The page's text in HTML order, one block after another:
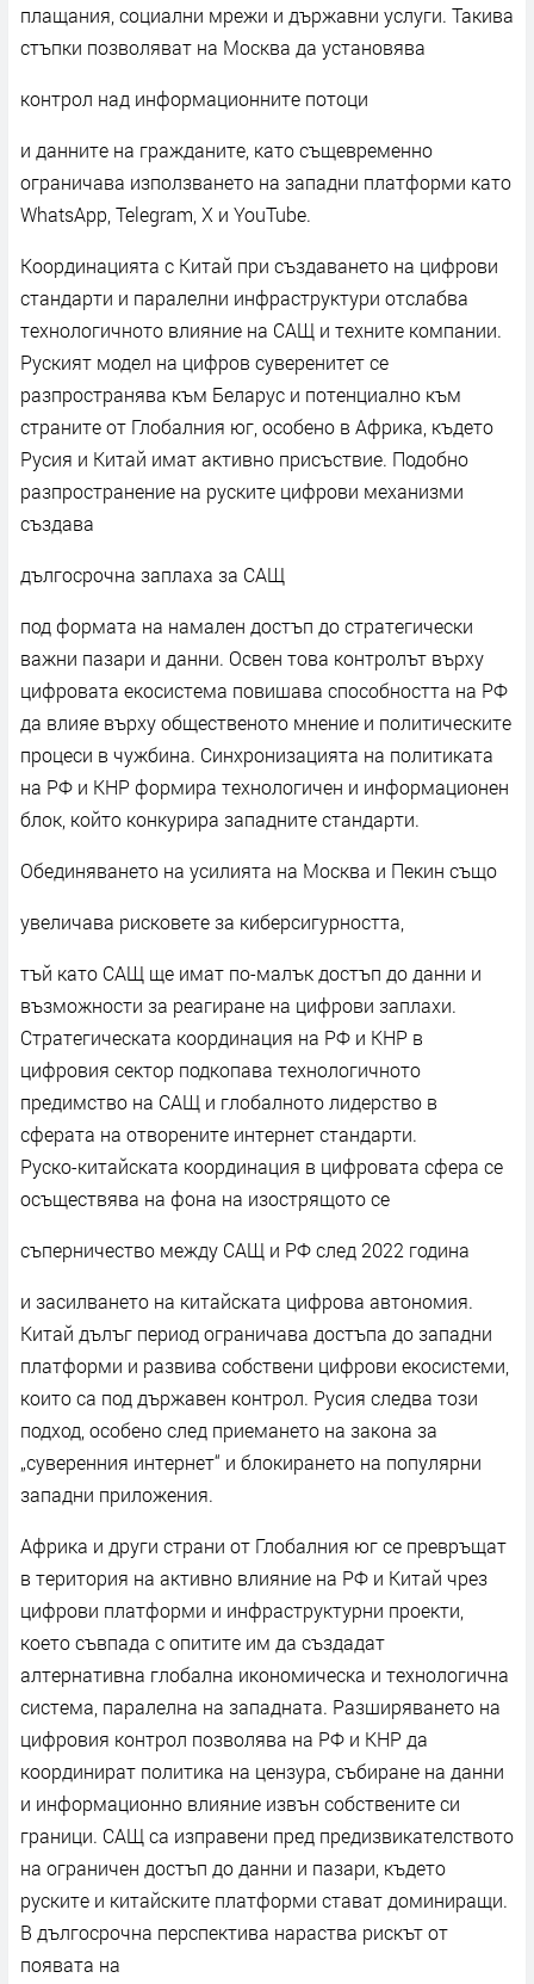
плащания, социални мрежи и държавни услуги. Такива
стъпки позволяват на Москва да установява
контрол над информационните потоци
и данните на гражданите, като същевременно
ограничава използването на западни платформи като
WhatsApp, Telegram, X и YouTube.
Координацията с Китай при създаването на цифрови
стандарти и паралелни инфраструктури отслабва
технологичното влияние на САЩ и техните компании.
Руският модел на цифров суверенитет се
разпространява към Беларус и потенциално към
страните от Глобалния юг, особено в Африка, където
Русия и Китай имат активно присъствие. Подобно
разпространение на руските цифрови механизми
създава
дългосрочна заплаха за САЩ
под формата на намален достъп до стратегически
важни пазари и данни. Освен това контролът върху
цифровата екосистема повишава способността на РФ
да влияе върху общественото мнение и политическите
процеси в чужбина. Синхронизацията на политиката
на РФ и КНР формира технологичен и информационен
блок, който конкурира западните стандарти.
Обединяването на усилията на Москва и Пекин също
увеличава рисковете за киберсигурността,
тъй като САЩ ще имат по-малък достъп до данни и
възможности за реагиране на цифрови заплахи.
Стратегическата координация на РФ и КНР в
цифровия сектор подкопава технологичното
предимство на САЩ и глобалното лидерство в
сферата на отворените интернет стандарти.
Руско-китайската координация в цифровата сфера се
осъществява на фона на изострящото се
съперничество между САЩ и РФ след 2022 година
и засилването на китайската цифрова автономия.
Китай дълъг период ограничава достъпа до западни
платформи и развива собствени цифрови екосистеми,
които са под държавен контрол. Русия следва този
подход, особено след приемането на закона за
„суверенния интернет“ и блокирането на популярни
западни приложения.
Африка и други страни от Глобалния юг се превръщат
в територия на активно влияние на РФ и Китай чрез
цифрови платформи и инфраструктурни проекти,
което съвпада с опитите им да създадат
алтернативна глобална икономическа и технологична
система, паралелна на западната. Разширяването на
цифровия контрол позволява на РФ и КНР да
координират политика на цензура, събиране на данни
и информационно влияние извън собствените си
граници. САЩ са изправени пред предизвикателството
на ограничен достъп до данни и пазари, където
руските и китайските платформи стават доминиращи.
В дългосрочна перспектива нараства рискът от
появата на